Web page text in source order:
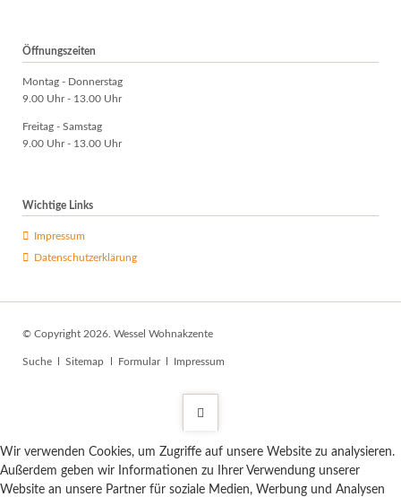
Öffnungszeiten
Montag - Donnerstag
9.00 Uhr - 13.00 Uhr
Freitag - Samstag
9.00 Uhr - 13.00 Uhr
Wichtige Links
Impressum
Datenschutzerklärung
© Copyright 2026. Wessel Wohnakzente
Navigation
Suche Sitemap Formular Impressum
Wir verwenden Cookies, um Zugriffe auf unsere Website zu analysieren.
Außerdem geben wir Informationen zu Ihrer Verwendung unserer
Website an unsere Partner für soziale Medien, Werbung und Analysen